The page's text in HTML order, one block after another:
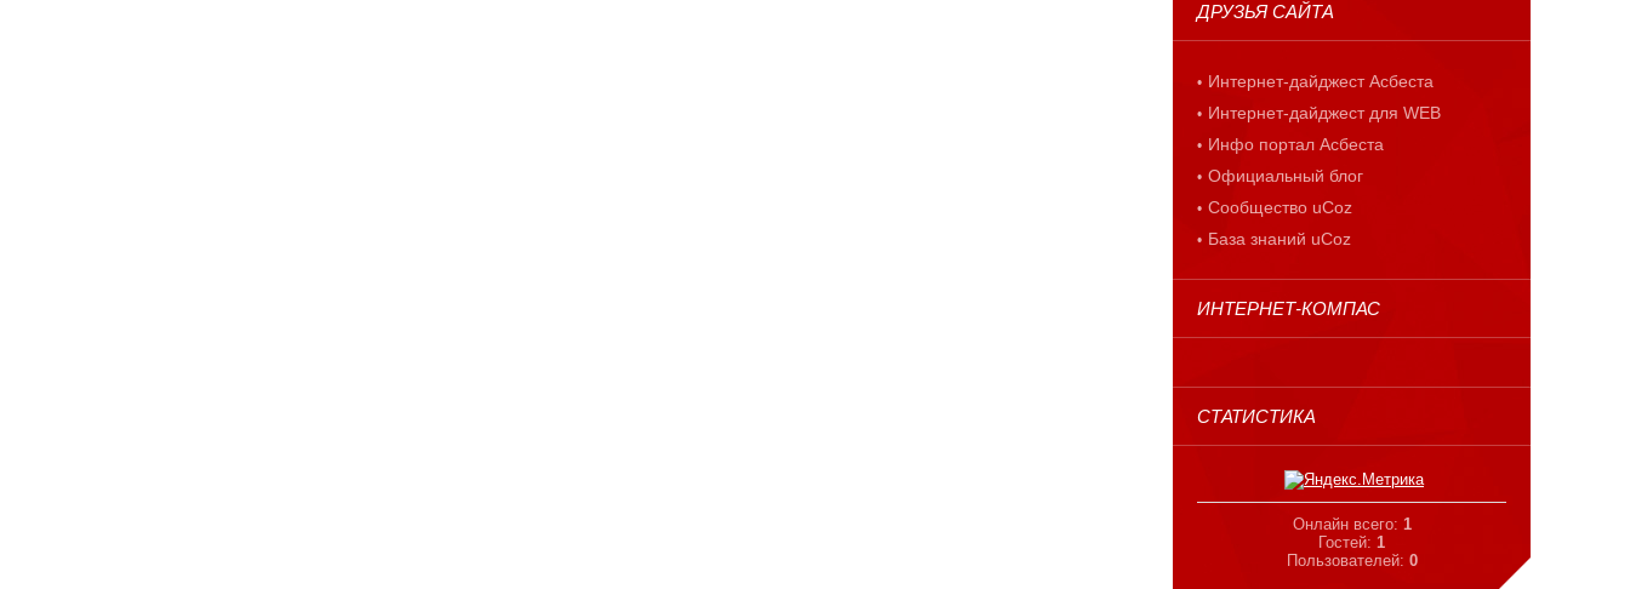
ДРУЗЬЯ САЙТА
Интернет-дайджест Асбеста
Интернет-дайджест для WEB
Инфо портал Асбеста
Официальный блог
Сообщество uCoz
База знаний uCoz
ИНТЕРНЕТ-КОМПАС
СТАТИСТИКА
Онлайн всего: 1
Гостей: 1
Пользователей: 0